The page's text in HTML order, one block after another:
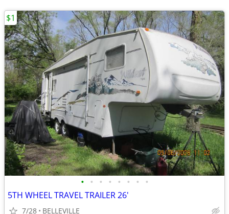
• • • • • • • •
5TH WHEEL TRAVEL TRAILER 26'
7/28 BELLEVILLE
$1